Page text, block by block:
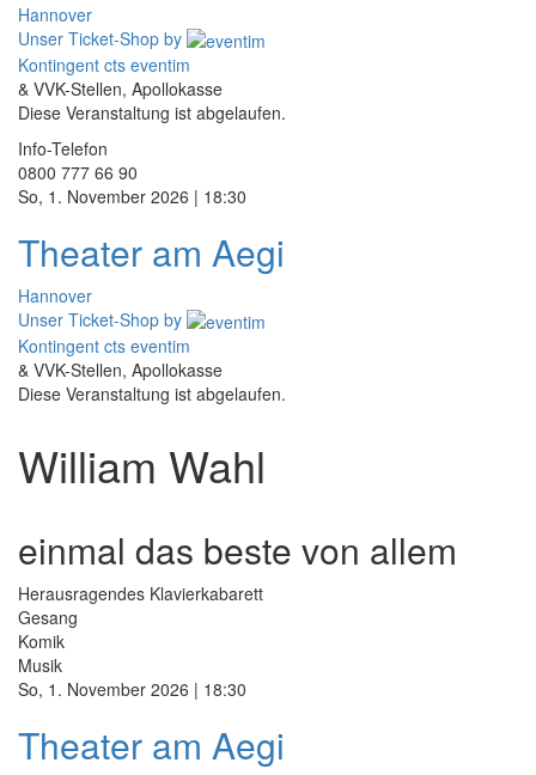
Hannover
Unser Ticket-Shop by
Kontingent cts eventim
& VVK-Stellen, Apollokasse
Diese Veranstaltung ist abgelaufen.
Info-Telefon
0800 777 66 90
So, 1. November 2026 | 18:30
Theater am Aegi
Hannover
Unser Ticket-Shop by
Kontingent cts eventim
& VVK-Stellen, Apollokasse
Diese Veranstaltung ist abgelaufen.
William Wahl
einmal das beste von allem
Herausragendes Klavierkabarett
Gesang
Komik
Musik
So, 1. November 2026 | 18:30
Theater am Aegi